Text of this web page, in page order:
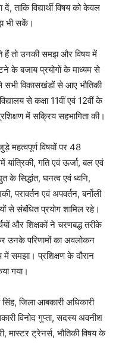
ताकि विद्यार्थी विषय को केवल
भी सकें।
हैं तो उनकी समझ और विषय में
के बजाय प्रयोगों के माध्यम से
सभी विकासखंडों से आए भौतिकी
से कक्षा 11वीं एवं 12वीं के
में सक्रिय सहभागिता की।
महत्वपूर्ण विषयों पर 48
यांत्रिकी, गति एवं ऊर्जा, बल एवं
के सिद्धांत, घनत्व एवं ध्वनि,
परावर्तन एवं अपवर्तन, बर्नोली
से संबंधित प्रयोग शामिल रहे।
और शिक्षकों ने चरणबद्ध तरीके
कर उनके परिणामों का अवलोकन
में समझा। प्रशिक्षण के दौरान
गया।
सिंह, जिला आबकारी अधिकारी
विनोद गुप्ता, सदस्य अवनीश
मास्टर ट्रेनर्स, भौतिकी विषय के